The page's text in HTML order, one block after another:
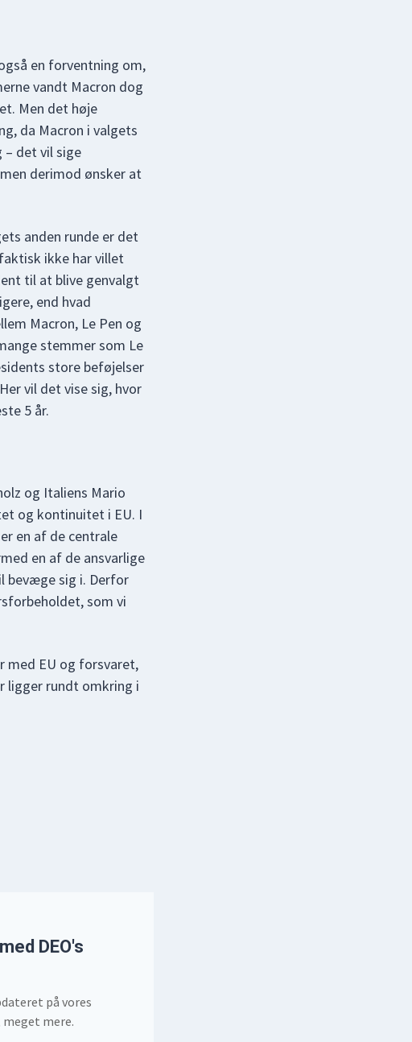
en forventning om,
vandt Macron dog
Men det høje
da Macron i valgets
det vil sige
derimod ønsker at
anden runde er det
ikke har villet
til at blive genvalgt
end hvad
Macron, Le Pen og
stemmer som Le
store beføjelser
vil det vise sig, hvor
5 år.
og Italiens Mario
og kontinuitet i EU. I
en af de centrale
en af de ansvarlige
bevæge sig i. Derfor
som vi
med EU og forsvaret,
ligger rundt omkring i
DEO's
på vores
mere.